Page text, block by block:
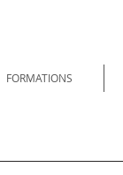
FORMATIONS